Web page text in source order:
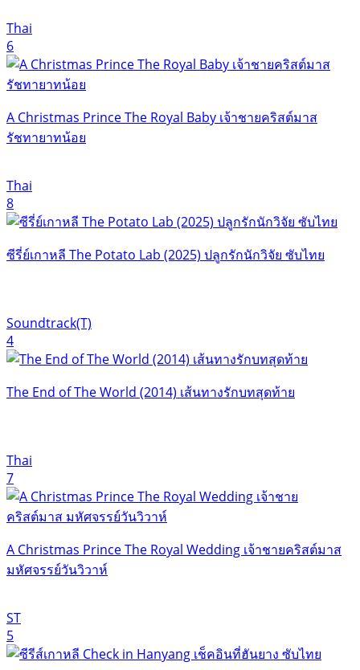
Thai
6
A Christmas Prince The Royal Baby เจ้าชายคริสต์มาส
รัชทายาทน้อย
Thai
8
ซีรี่ย์เกาหลี The Potato Lab (2025) ปลูกรักนักวิจัย ซับไทย
Soundtrack(T)
4
The End of The World (2014) เส้นทางรักบทสุดท้าย
Thai
7
A Christmas Prince The Royal Wedding เจ้าชายคริสต์มาส
มหัศจรรย์วันวิวาห์
ST
5